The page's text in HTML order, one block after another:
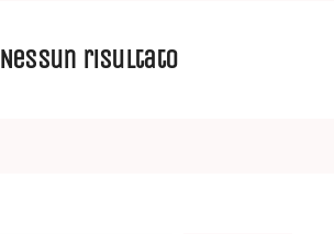
Nessun risultato